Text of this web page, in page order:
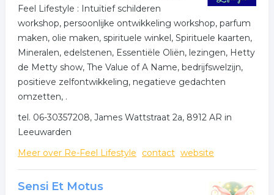
corona-richtlijn/inleiding/inleiding
"Alle (zorg-)professionals die in praktijken werken, vallen
onder de categorie cruciale beroepen. Landelijke
beleidsregels over bijvoorbeeld thuiswerken gelden in
principe niet voor hen. Het streven is dat de reguliere
zorg, binnen alle geldende kaders en beperkingen,
zoveel mogelijk wordt voortgezet."
Gezien Kompas lid is van het NIP en categorie 1 trainer
doorverwijzing van de huisarts (grotendeels) kosten
vergoeding mogelijk door de ziektekostenverzekeraars.
Zie onder "Nieuws" voor meer info.
Feel Lifestyle : Intuïtief schilderen
workshop, persoonlijke ontwikkeling workshop, parfum
maken, olie maken, spirituele winkel, Spirituele kaarten,
Mineralen, edelstenen, Essentiële Oliën, lezingen, Hetty
de Metty show, The Value of A Name, bedrijfswelzijn,
positieve zelfontwikkeling, negatieve gedachten
omzetten, .
tel. 06-30357208, James Wattstraat 2a, 8912 AR in
Leeuwarden
Meer over Re-Feel Lifestyle
contact website
Sensi Et Motus